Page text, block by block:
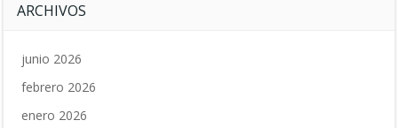
ARCHIVOS
junio 2026
febrero 2026
enero 2026